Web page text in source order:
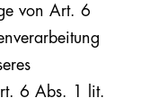
von Art. 6
6 Abs. 1 lit.